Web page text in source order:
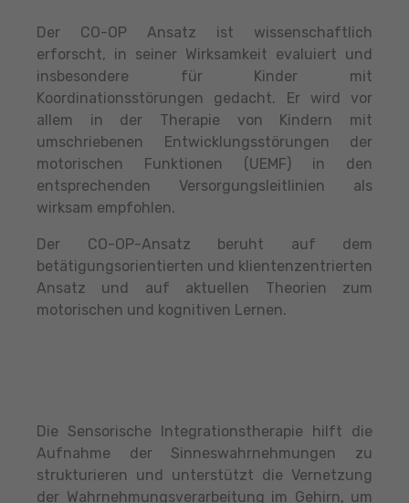
Der CO-OP Ansatz ist wissenschaftlich
erforscht, in seiner Wirksamkeit evaluiert und
insbesondere für Kinder mit
Koordinationsstörungen gedacht. Er wird vor
allem in der Therapie von Kindern mit
umschriebenen Entwicklungsstörungen der
motorischen Funktionen (UEMF) in den
entsprechenden Versorgungsleitlinien als
wirksam empfohlen.
Der CO-OP-Ansatz beruht auf dem
betätigungsorientierten und klientenzentrierten
Ansatz und auf aktuellen Theorien zum
motorischen und kognitiven Lernen.
Die Sensorische Integrationstherapie hilft die
Aufnahme der Sinneswahrnehmungen zu
strukturieren und unterstützt die Vernetzung
der Wahrnehmungsverarbeitung im Gehirn, um